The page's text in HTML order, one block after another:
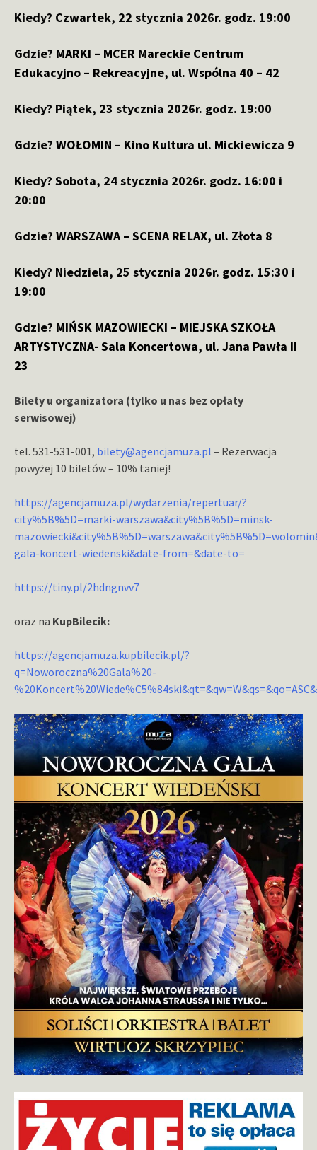
Kiedy? Czwartek, 22 stycznia 2026r. godz. 19:00
Gdzie? MARKI – MCER Mareckie Centrum
Edukacyjno – Rekreacyjne, ul. Wspólna 40 – 42
Kiedy? Piątek, 23 stycznia 2026r. godz. 19:00
Gdzie? WOŁOMIN – Kino Kultura ul. Mickiewicza 9
Kiedy? Sobota, 24 stycznia 2026r. godz. 16:00 i
20:00
Gdzie? WARSZAWA – SCENA RELAX, ul. Złota 8
Kiedy? Niedziela, 25 stycznia 2026r. godz. 15:30 i
19:00
Gdzie? MIŃSK MAZOWIECKI – MIEJSKA SZKOŁA
ARTYSTYCZNA- Sala Koncertowa, ul. Jana Pawła II
23
Bilety u organizatora (tylko u nas bez opłaty
serwisowej)
tel. 531-531-001, bilety@agencjamuza.pl – Rezerwacja
powyżej 10 biletów – 10% taniej!
https://agencjamuza.pl/wydarzenia/repertuar/?
city%5B%5D=marki-warszawa&city%5B%5D=minsk-
gala-koncert-wiedenski&date-from=&date-to=
https://tiny.pl/2hdngnvv7
oraz na KupBilecik:
https://agencjamuza.kupbilecik.pl/?
q=Noworoczna%20Gala%20-